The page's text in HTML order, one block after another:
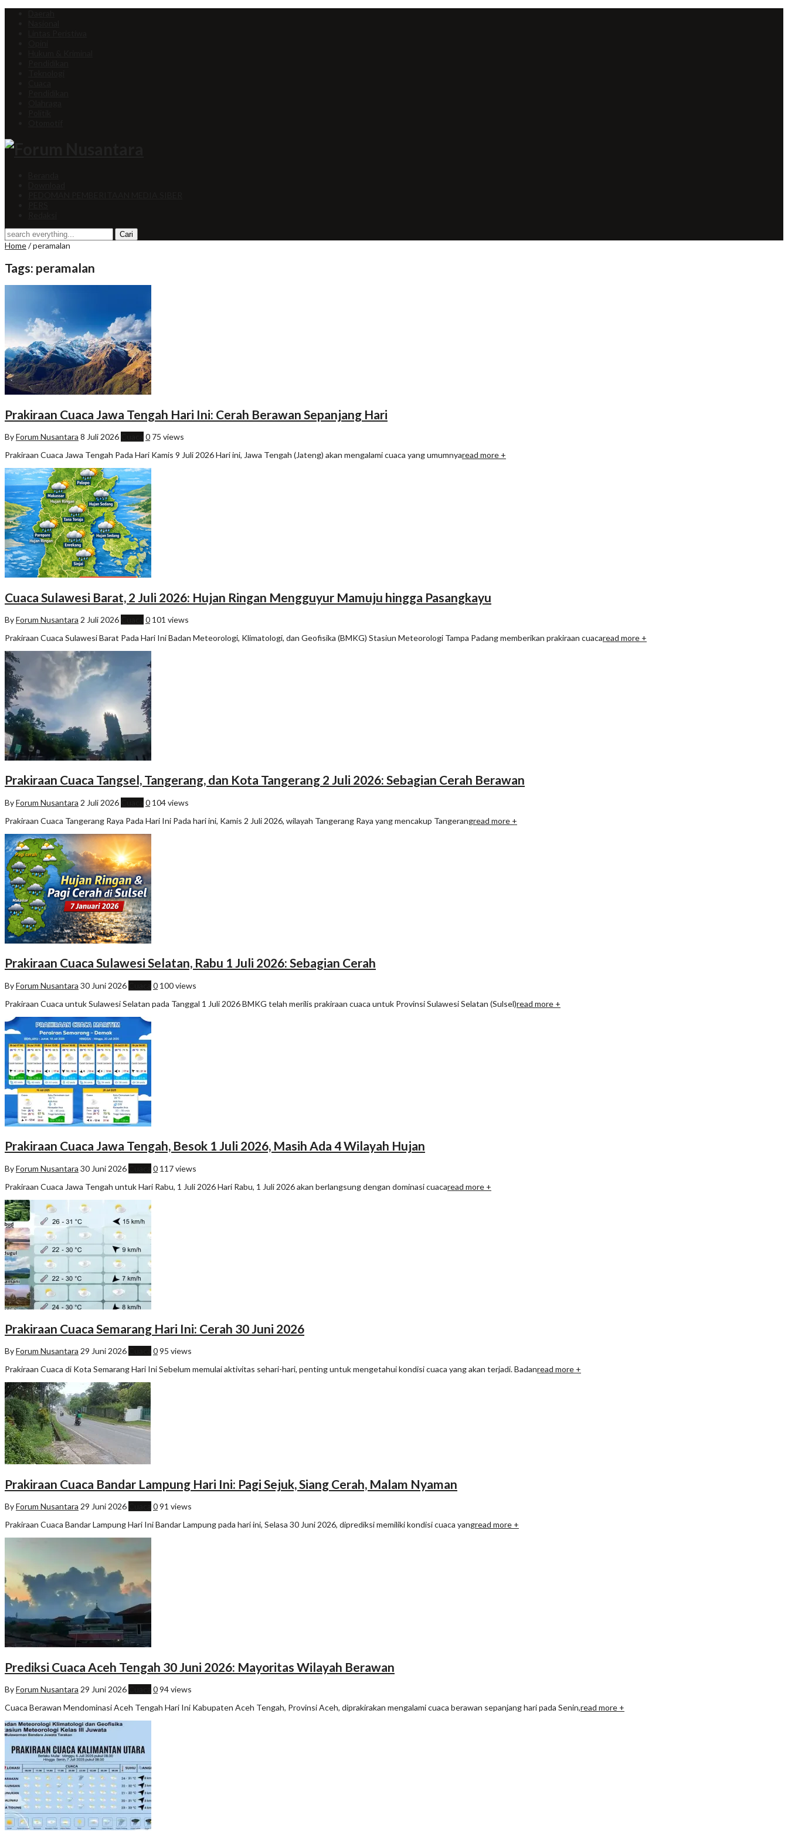
Home/peramalan
Tags: peramalan
Prakiraan Cuaca Jawa Tengah Hari Ini: Cerah Berawan Sepanjang Hari
ByForum Nusantara 8 Juli 2026 0 75 views
Prakiraan Cuaca Jawa Tengah Pada Hari Kamis 9 Juli 2026 Hari ini, Jawa Tengah (Jateng) akan mengalami cuaca yang umumnyaread more +
Cuaca Sulawesi Barat, 2 Juli 2026: Hujan Ringan Mengguyur Mamuju hingga Pasangkayu
ByForum Nusantara 2 Juli 2026 0 101 views
Prakiraan Cuaca Sulawesi Barat Pada Hari Ini Badan Meteorologi, Klimatologi, dan Geofisika (BMKG) Stasiun Meteorologi Tampa Padang memberikan prakiraan cuacaread more +
Prakiraan Cuaca Tangsel, Tangerang, dan Kota Tangerang 2 Juli 2026: Sebagian Cerah Berawan
ByForum Nusantara 2 Juli 2026 0 104 views
Prakiraan Cuaca Tangerang Raya Pada Hari Ini Pada hari ini, Kamis 2 Juli 2026, wilayah Tangerang Raya yang mencakup Tangerangread more +
Prakiraan Cuaca Sulawesi Selatan, Rabu 1 Juli 2026: Sebagian Cerah
ByForum Nusantara 30 Juni 2026 0 100 views
Prakiraan Cuaca untuk Sulawesi Selatan pada Tanggal 1 Juli 2026 BMKG telah merilis prakiraan cuaca untuk Provinsi Sulawesi Selatan (Sulsel)read more +
Prakiraan Cuaca Jawa Tengah, Besok 1 Juli 2026, Masih Ada 4 Wilayah Hujan
ByForum Nusantara 30 Juni 2026 0 117 views
Prakiraan Cuaca Jawa Tengah untuk Hari Rabu, 1 Juli 2026 Hari Rabu, 1 Juli 2026 akan berlangsung dengan dominasi cuacaread more +
Prakiraan Cuaca Semarang Hari Ini: Cerah 30 Juni 2026
ByForum Nusantara 29 Juni 2026 095 views
Prakiraan Cuaca di Kota Semarang Hari Ini Sebelum memulai aktivitas sehari-hari, penting untuk mengetahui kondisi cuaca yang akan terjadi. Badanread more +
Prakiraan Cuaca Bandar Lampung Hari Ini: Pagi Sejuk, Siang Cerah, Malam Nyaman
ByForum Nusantara 29 Juni 2026 091 views
Prakiraan Cuaca Bandar Lampung Hari Ini Bandar Lampung pada hari ini, Selasa 30 Juni 2026, diprediksi memiliki kondisi cuaca yangread more +
Prediksi Cuaca Aceh Tengah 30 Juni 2026: Mayoritas Wilayah Berawan
ByForum Nusantara 29 Juni 2026 094 views
Cuaca Berawan Mendominasi Aceh Tengah Hari Ini Kabupaten Aceh Tengah, Provinsi Aceh, diprakirakan mengalami cuaca berawan sepanjang hari pada Senin,read more +